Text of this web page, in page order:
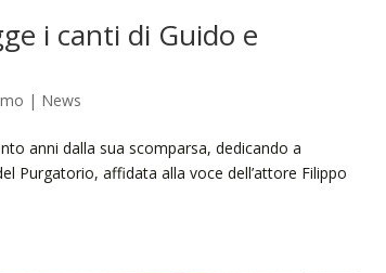
i canti di Guido e
| News
anni dalla sua scomparsa, dedicando a
Purgatorio, affidata alla voce dell’attore Filippo